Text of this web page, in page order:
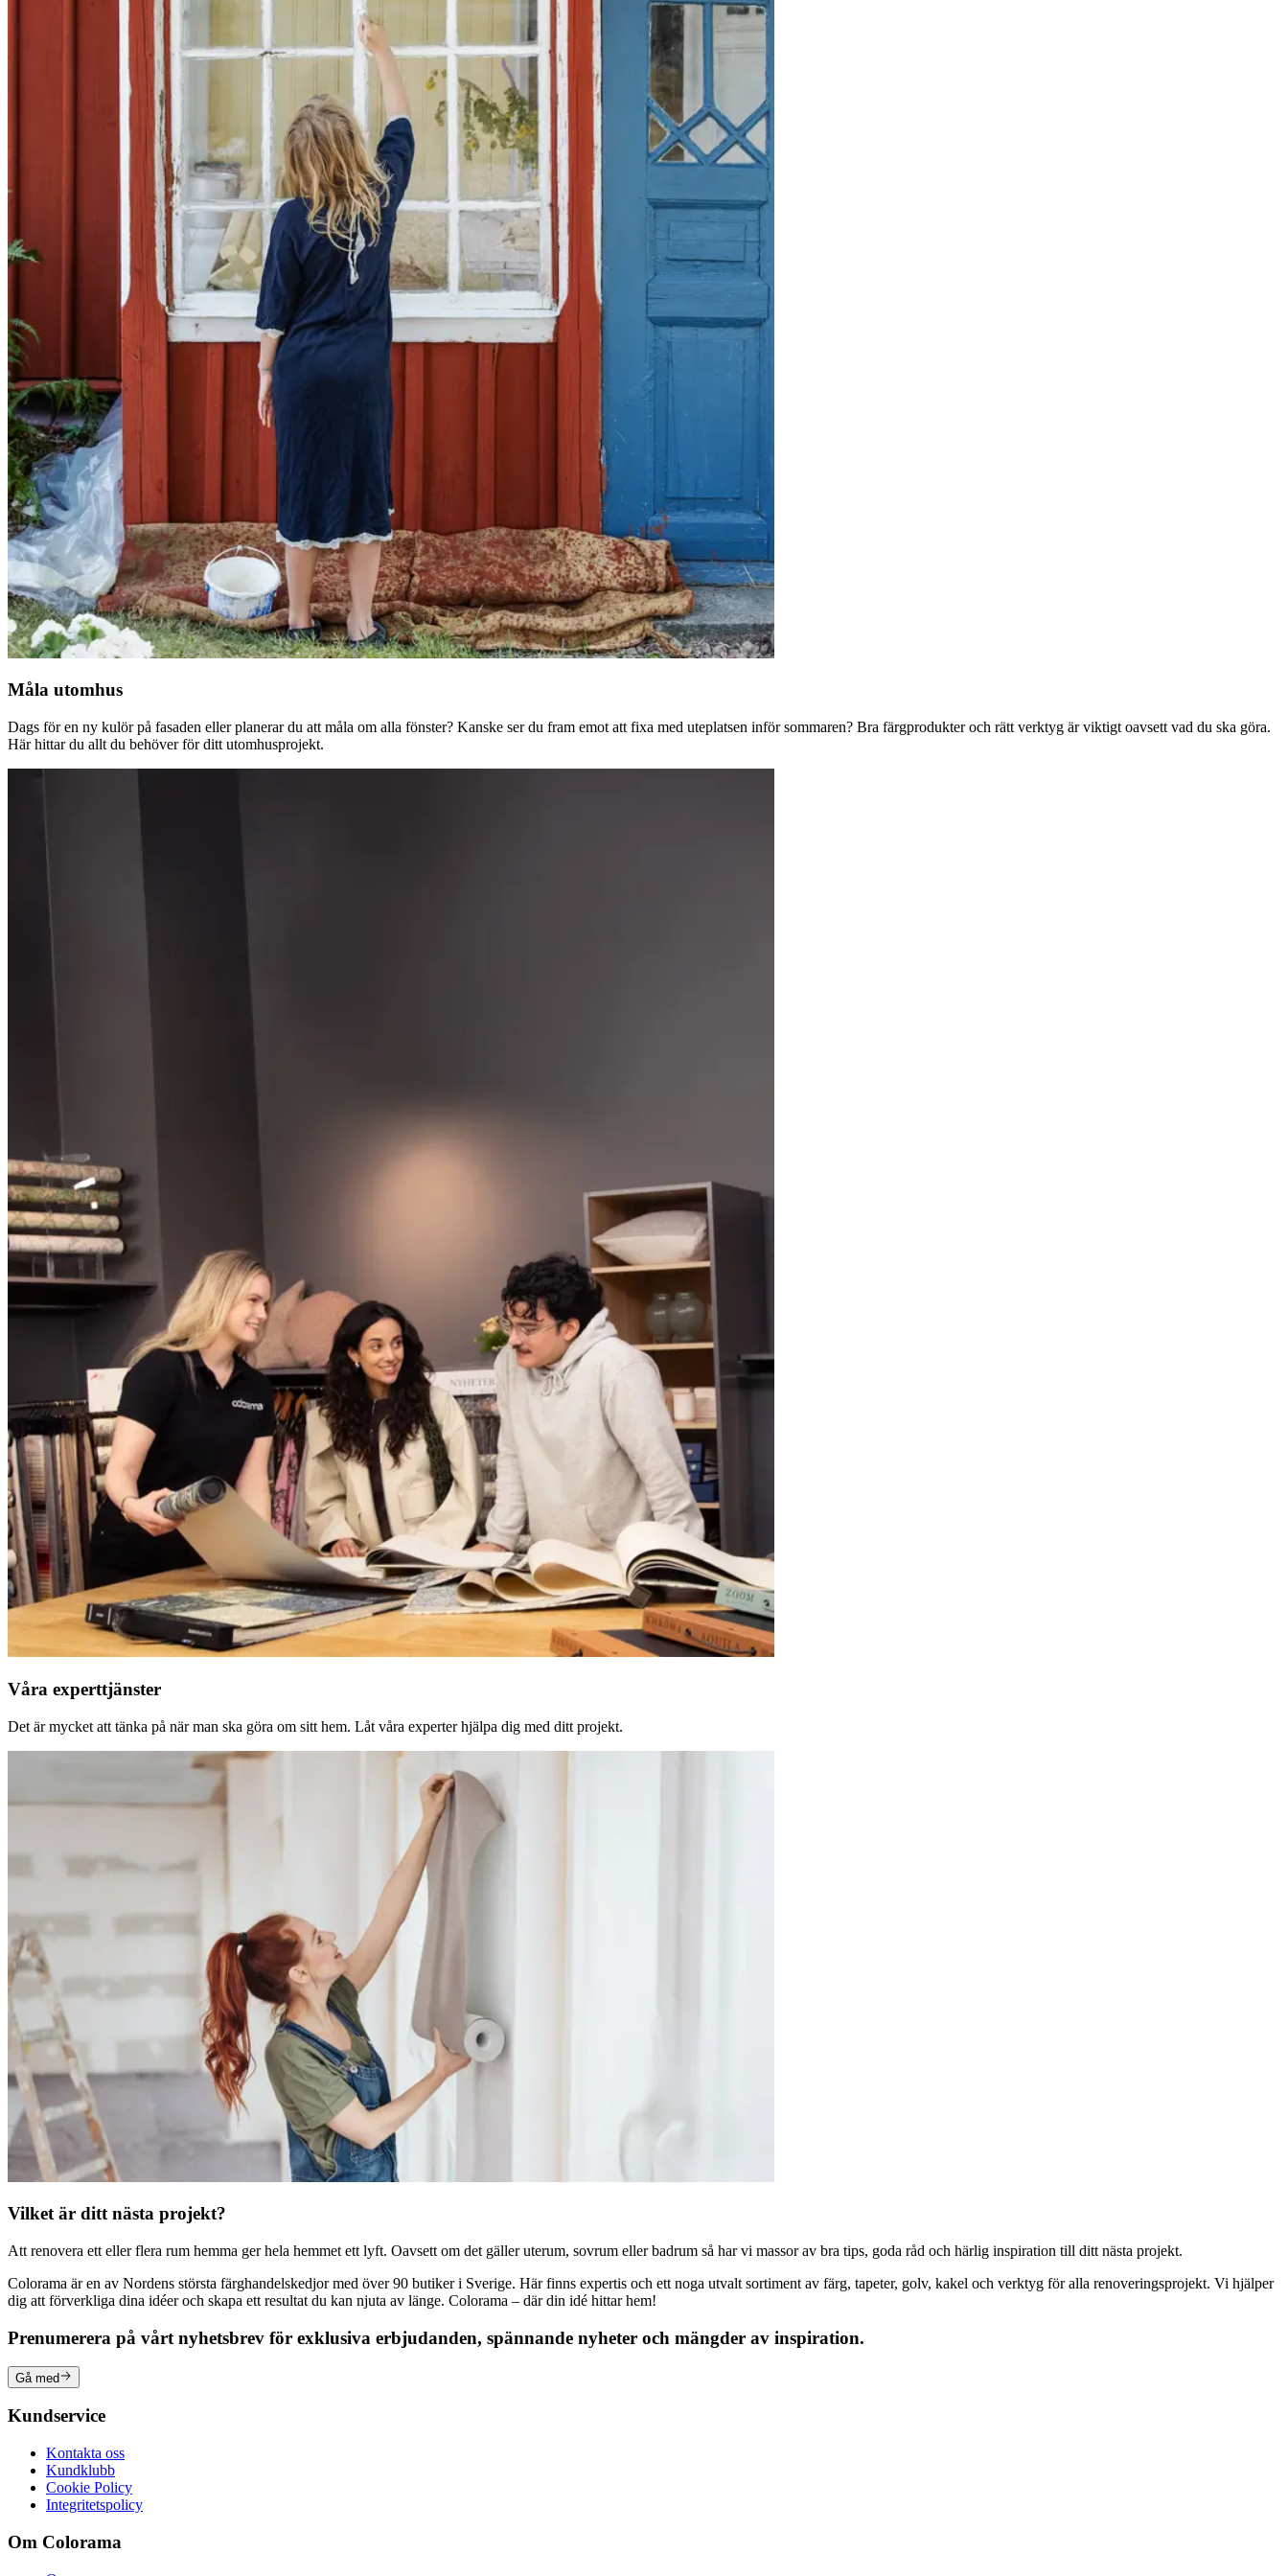
Måla utomhus
Dags för en ny kulör på fasaden eller planerar du att måla om alla fönster? Kanske ser du fram emot att fixa med uteplatsen inför sommaren? Bra färgprodukter och rätt verktyg är viktigt oavsett vad du ska göra.
Här hittar du allt du behöver för ditt utomhusprojekt.
Våra experttjänster
Det är mycket att tänka på när man ska göra om sitt hem. Låt våra experter hjälpa dig med ditt projekt.
Vilket är ditt nästa projekt?
Att renovera ett eller flera rum hemma ger hela hemmet ett lyft. Oavsett om det gäller uterum, sovrum eller badrum så har vi massor av bra tips, goda råd och härlig inspiration till ditt nästa projekt.
Colorama är en av Nordens största färghandelskedjor med över 90 butiker i Sverige. Här finns expertis och ett noga utvalt sortiment av färg, tapeter, golv, kakel och verktyg för alla renoveringsprojekt. Vi hjälper
dig att förverkliga dina idéer och skapa ett resultat du kan njuta av länge. Colorama – där din idé hittar hem!
Prenumerera på vårt nyhetsbrev för exklusiva erbjudanden, spännande nyheter och mängder av inspiration.
Gå med
Kundservice
Kontakta oss
Kundklubb
Cookie Policy
Integritetspolicy
Om Colorama